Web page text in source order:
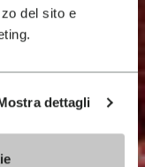
del sito e
dettagli